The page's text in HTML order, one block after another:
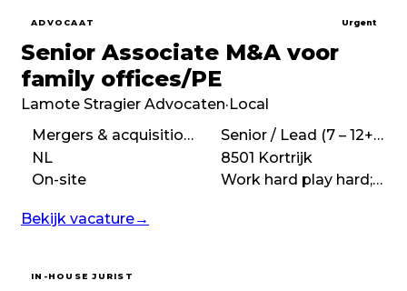
ADVOCAAT Urgent
Senior Associate M&A voor
family offices/PE
Lamote Stragier Advocaten·Local
Mergers & acquisitions (M&A), Corporate law, Commercial law
Senior / Lead (7 – 12+ years)
NL
8501 Kortrijk
On-site
Work hard play hard;Fast-paced
Bekijk vacature→
IN-HOUSE JURIST